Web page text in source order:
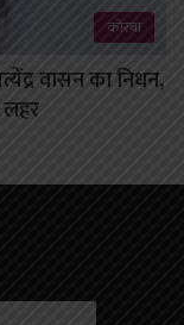
कोरबा
वासन का निधन,